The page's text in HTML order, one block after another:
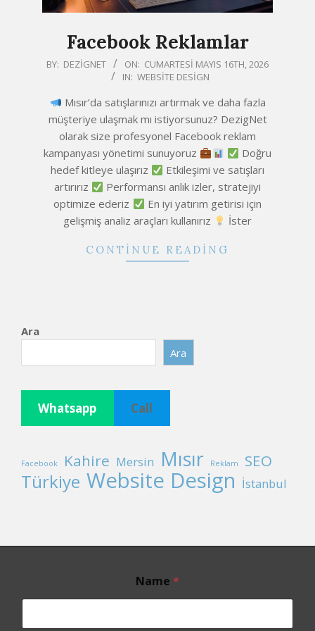
Facebook Reklamlar
2026-
BY: DEZIGNET ON: CUMARTESI MAYIS 16TH, 2026
IN: WEBSITE DESIGN
Mısır’da satışlarınızı artırmak ve daha fazla
müşteriye ulaşmak mı istiyorsunuz? DezigNet
olarak size profesyonel Facebook reklam
kampanyası yönetimi sunuyoruz
Doğru
hedef kitleye ulaşırız
Etkileşimi ve satışları
artırırız
Performansı anlık izler, stratejiyi
optimize ederiz
En iyi yatırım getirisi için
gelişmiş analiz araçları kullanırız
İster
CONTINUE READING
Ara
Ara
Whatsapp Call
Facebook Kahire Mersin Mısır Reklam SEO
Türkiye Website Design İstanbul
Name *